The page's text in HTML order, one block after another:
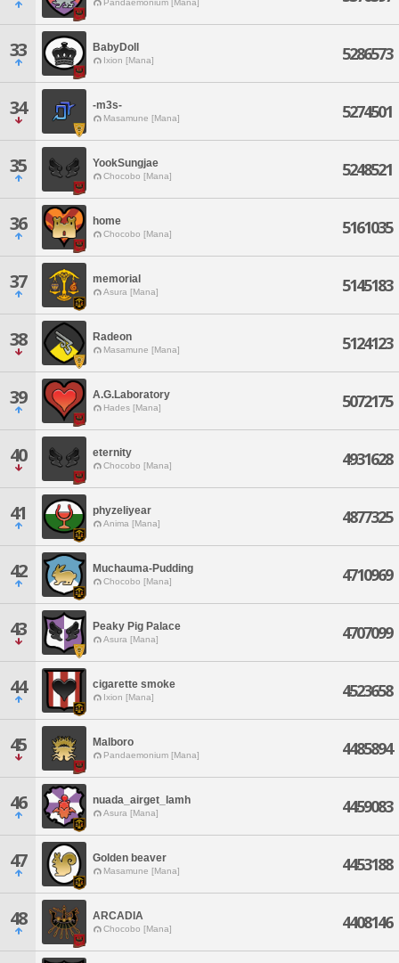
Pandaemonium [Mana]
33 BabyDoll
Ixion [Mana] 5286573
34 -m3s-
Masamune [Mana] 5274501
35 YookSungjae
Chocobo [Mana] 5248521
36 home
Chocobo [Mana] 5161035
37 memorial
Asura [Mana] 5145183
38 Radeon
Masamune [Mana] 5124123
39 A.G.Laboratory
Hades [Mana] 5072175
40 eternity
Chocobo [Mana] 4931628
41 phyzeliyear
Anima [Mana] 4877325
42 Muchauma-Pudding
Chocobo [Mana] 4710969
43 Peaky Pig Palace
Asura [Mana] 4707099
44 cigarette smoke
Ixion [Mana] 4523658
45 Malboro
Pandaemonium [Mana] 4485894
46 nuada_airget_lamh
Asura [Mana] 4459083
47 Golden beaver
Masamune [Mana] 4453188
48 ARCADIA
Chocobo [Mana] 4408146